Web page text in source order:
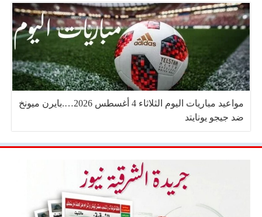
مواعيد مباريات اليوم الثلاثاء 4 أغسطس 2026….بايرن ميونخ
ضد جيجو يونايتد